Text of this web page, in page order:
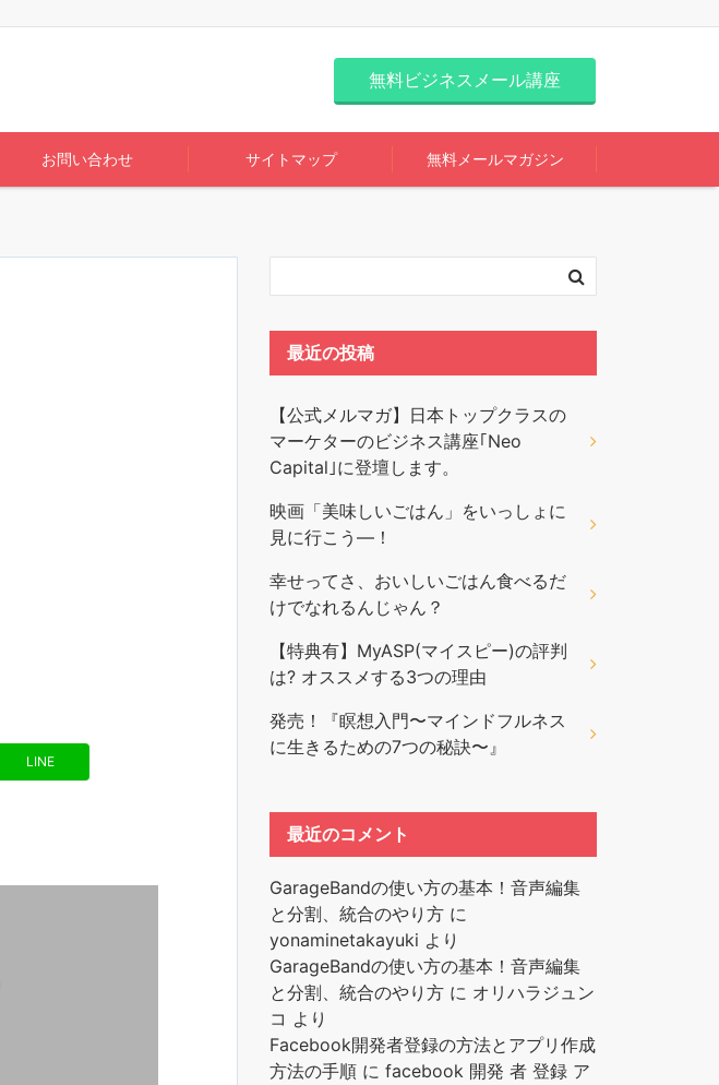
無料ビジネスメール講座
お問い合わせ サイトマップ 無料メールマガジン
LINE
最近の投稿
【公式メルマガ】日本トップクラスの
マーケターのビジネス講座｢Neo
Capital｣に登壇します。
映画「美味しいごはん」をいっしょに
見に行こう―！
幸せってさ、おいしいごはん食べるだ
けでなれるんじゃん？
【特典有】MyASP(マイスピー)の評判
は? オススメする3つの理由
発売！『瞑想入門〜マインドフルネス
に生きるための7つの秘訣〜』
最近のコメント
GarageBandの使い方の基本！音声編集
と分割、統合のやり方 に
yonaminetakayuki より
GarageBandの使い方の基本！音声編集
と分割、統合のやり方 に オリハラジュン
コ より
Facebook開発者登録の方法とアプリ作成
方法の手順 に facebook 開発 者 登録 ア